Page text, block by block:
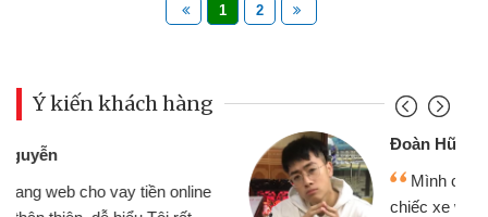
1 2
Ý kiến khách hàng
Đoàn Hữu Cảnh
Mình cần tiền gấp nên định cầm cố
chiếc xe wave nhưng thật may đã có